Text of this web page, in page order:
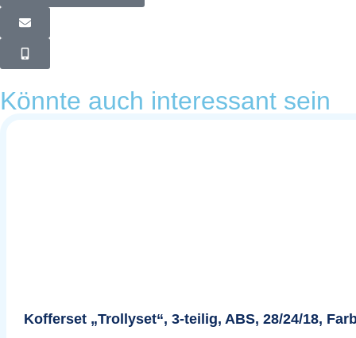
Könnte auch interessant sein
Kofferset „Trollyset“, 3-teilig, ABS, 28/24/18,